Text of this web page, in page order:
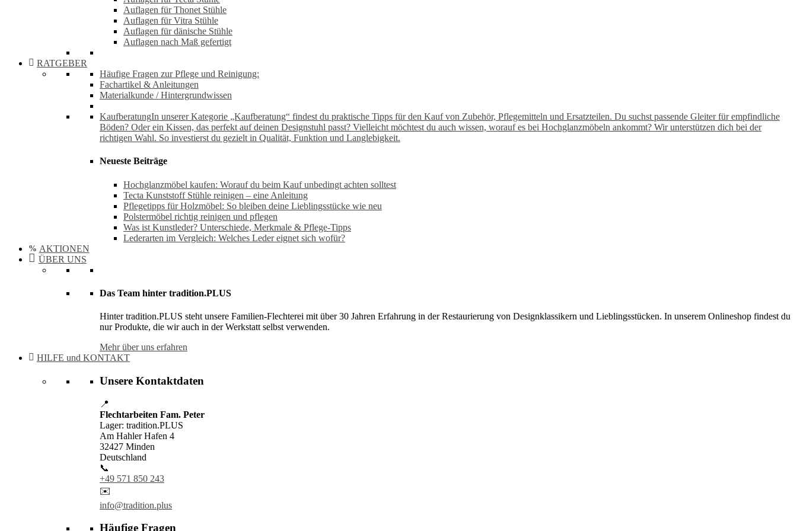
Auflagen für Thonet Stühle
Auflagen für Vitra Stühle
Auflagen für dänische Stühle
Auflagen nach Maß gefertigt
RATGEBER
Häufige Fragen zur Pflege und Reinigung:
Fachartikel & Anleitungen
Materialkunde / Hintergrundwissen
KaufberatungIn unserer Kategorie „Kaufberatung“ findest du praktische Tipps für den Kauf von Zubehör, Pflegemitteln und Ersatzteilen. Du suchst passende Gleiter für empfindliche
Böden? Oder ein Kissen, das perfekt auf deinen Designstuhl passt? Vielleicht möchtest du auch wissen, worauf es bei Hochglanzmöbeln ankommt? Wir unterstützen dich bei der
richtigen Wahl. So investierst du gezielt in Qualität, Funktion und Langlebigkeit.
Neueste Beiträge
Hochglanzmöbel kaufen: Worauf du beim Kauf unbedingt achten solltest
Tecta Kunststoff Stühle reinigen – eine Anleitung
Pflegetipps für Holzmöbel: So bleiben deine Lieblingsstücke wie neu​
Polstermöbel richtig reinigen und pflegen
Was ist Kunstleder? Unterschiede, Merkmale & Pflege-Tipps
Lederarten im Vergleich: Welches Leder eignet sich wofür?
AKTIONEN
ÜBER UNS
Das Team hinter tradition.PLUS
Hinter tradition.PLUS steht unsere Familien-Flechterei mit über 30 Jahren Erfahrung in der Restaurierung von Designklassikern und Lieblingsstücken. In unserem Onlineshop findest du
nur Produkte, die wir auch in der Werkstatt selbst verwenden.
Mehr über uns erfahren
HILFE und KONTAKT
Unsere Kontaktdaten
📍
Flechtarbeiten Fam. Peter
Lager: tradition.PLUS
Am Hahler Hafen 4
32427 Minden
Deutschland
📞
+49 571 850 243
✉️
info@tradition.plus
Häufige Fragen